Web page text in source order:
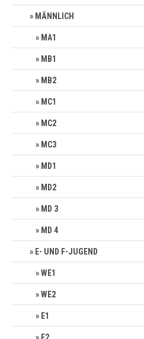
MÄNNLICH
MA1
MB1
MB2
MC1
MC2
MC3
MD1
MD2
MD 3
MD 4
E- UND F-JUGEND
WE1
WE2
E1